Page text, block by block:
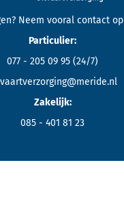
Neem vooral contact op
Particulier:
077 - 205 09 95 (24/7)
Zakelijk:
085 - 401 81 23